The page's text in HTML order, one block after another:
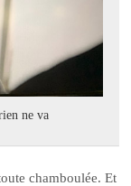
ne va
chamboulée. Et